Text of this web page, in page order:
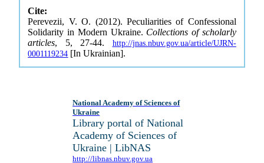
Cite:
Perevezii, V. O. (2012). Peculiarities of Confessional
Solidarity in Modern Ukraine. Collections of scholarly
articles, 5, 27-44. http://jnas.nbuv.gov.ua/article/UJRN-
0001119234 [In Ukrainian].
National Academy of Sciences of
Ukraine
Library portal of National
Academy of Sciences of
Ukraine | LibNAS
http://libnas.nbuv.gov.ua